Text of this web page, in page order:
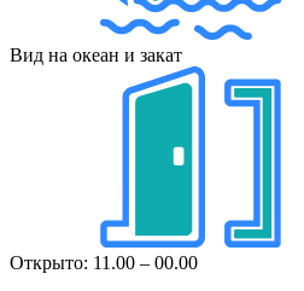
Вид на океан и закат
Открыто: 11.00 – 00.00